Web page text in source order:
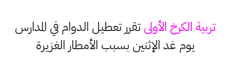
تربية الكرخ الأولىتقرر تعطيل الدوام في المدارس
يوم غد الإثنين بسبب الأمطار الغزيرة